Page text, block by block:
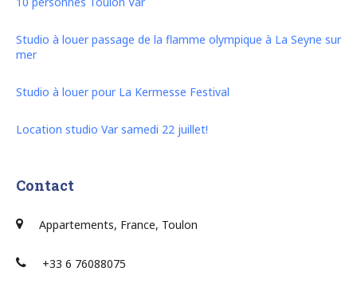
Studio à louer passage de la flamme olympique à La Seyne sur
mer
Studio à louer pour La Kermesse Festival
Location studio Var samedi 22 juillet!
Contact
Appartements, France, Toulon
+33 6 76088075